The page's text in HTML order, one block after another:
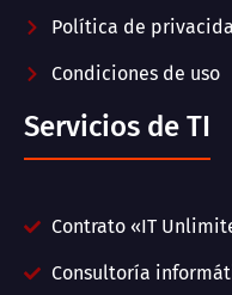
Política de
Condiciones de uso
Servicios de TI
Contrato «IT
Consultoría